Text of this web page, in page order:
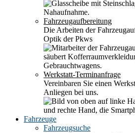
Fahrzeugaufbereitung
Die Arbeiten der
Optik der Pkws
Werkstatt-Terminanfrage
Vereinbaren Sie einen
Anliegen bei uns.
Fahrzeuge
Fahrzeugsuche